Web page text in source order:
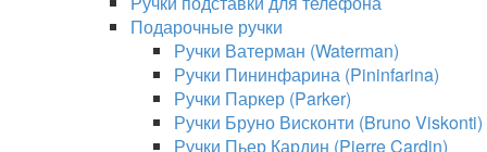
Подарочные ручки
Ручки Ватерман (Waterman)
Ручки Пининфарина (Pininfarina)
Ручки Паркер (Parker)
Ручки Бруно Висконти (Bruno Viskonti)
Ручки Пьер Кардин (Pierre Cardin)